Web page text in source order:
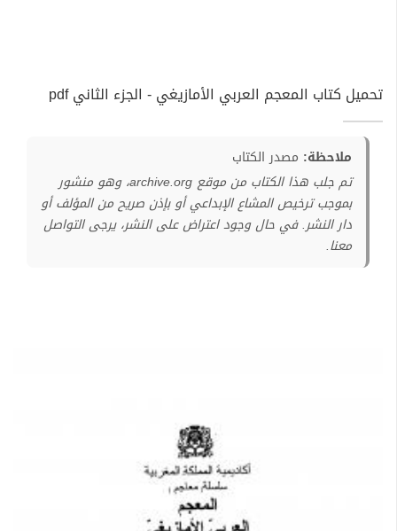
تحميل كتاب المعجم العربي الأمازيغي - الجزء الثاني pdf
ملاحظة: مصدر الكتاب
تم جلب هذا الكتاب من موقع archive.org، وهو منشور
بموجب ترخيص المشاع الإبداعي أو بإذن صريح من المؤلف أو
دار النشر. في حال وجود اعتراض على النشر، يرجى التواصل
معنا.